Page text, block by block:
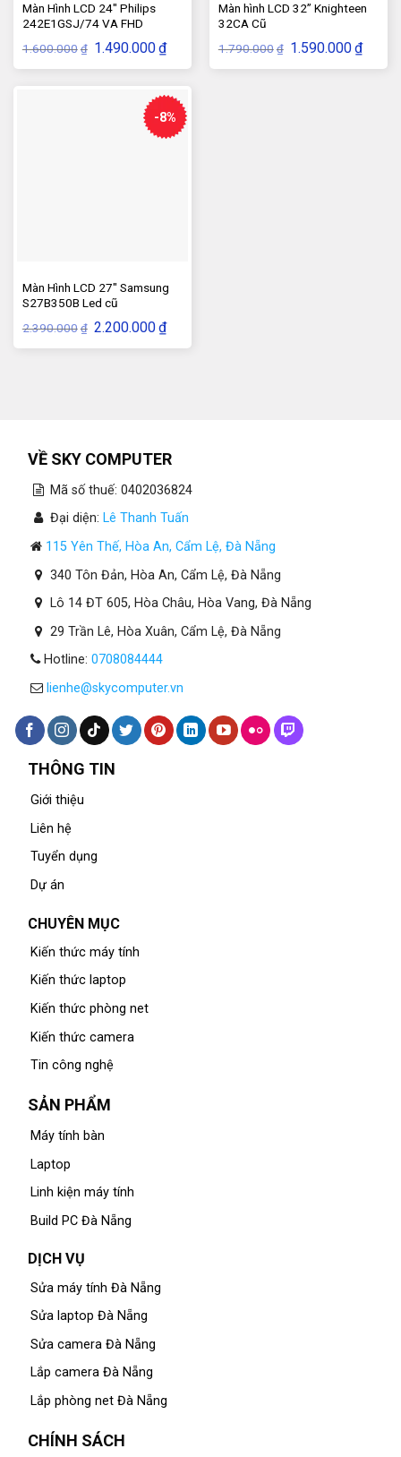
Màn Hình LCD 24″ Philips
242E1GSJ/74 VA FHD
1.600.000 ₫ Giá
gốc
là:
1.490.000₫Giá
hiện
tại
1.490.000₫.
Màn hình LCD 32” Knighteen
32CA Cũ
1.790.000 ₫ Giá
gốc
là:
1.590.000₫Giá
hiện
tại
-8%
Màn Hình LCD 27″ Samsung
S27B350B Led cũ
2.390.000 ₫ Giá
gốc
là:
2.200.000₫Giá
hiện
tại
VỀ SKY COMPUTER
Mã số thuế: 0402036824
Đại diện: Lê Thanh Tuấn
115 Yên Thế, Hòa An, Cẩm Lệ, Đà Nẵng
340 Tôn Đản, Hòa An, Cẩm Lệ, Đà Nẵng
Lô 14 ĐT 605, Hòa Châu, Hòa Vang, Đà Nẵng
29 Trần Lê, Hòa Xuân, Cẩm Lệ, Đà Nẵng
Hotline: 0708084444
lienhe@skycomputer.vn
THÔNG TIN
Giới thiệu
Liên hệ
Tuyển dụng
Dự án
CHUYÊN MỤC
Kiến thức máy tính
Kiến thức laptop
Kiến thức phòng net
Kiến thức camera
Tin công nghệ
SẢN PHẨM
Máy tính bàn
Laptop
Linh kiện máy tính
Build PC Đà Nẵng
DỊCH VỤ
Sửa máy tính Đà Nẵng
Sửa laptop Đà Nẵng
Sửa camera Đà Nẵng
Lắp camera Đà Nẵng
Lắp phòng net Đà Nẵng
CHÍNH SÁCH